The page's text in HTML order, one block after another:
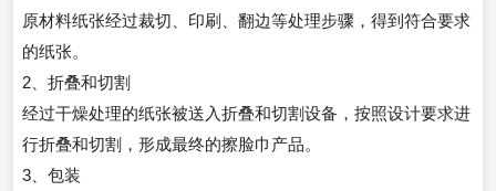
原材料纸张经过裁切、印刷、翻边等处理步骤，得到符合要求
的纸张。
2、折叠和切割
经过干燥处理的纸张被送入折叠和切割设备，按照设计要求进
行折叠和切割，形成最终的擦脸巾产品。
3、包装